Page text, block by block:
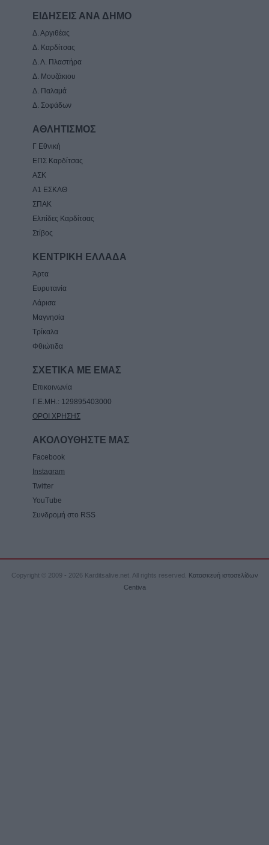
ΕΙΔΗΣΕΙΣ ΑΝΑ ΔΗΜΟ
Δ. Αργιθέας
Δ. Καρδίτσας
Δ. Λ. Πλαστήρα
Δ. Μουζάκιου
Δ. Παλαμά
Δ. Σοφάδων
ΑΘΛΗΤΙΣΜΟΣ
Γ Εθνική
ΕΠΣ Καρδίτσας
ΑΣΚ
Α1 ΕΣΚΑΘ
ΣΠΑΚ
Ελπίδες Καρδίτσας
Στίβος
ΚΕΝΤΡΙΚΗ ΕΛΛΑΔΑ
Άρτα
Ευρυτανία
Λάρισα
Μαγνησία
Τρίκαλα
Φθιώτιδα
ΣΧΕΤΙΚΑ ΜΕ ΕΜΑΣ
Επικοινωνία
Γ.Ε.ΜΗ.: 129895403000
ΟΡΟΙ ΧΡΗΣΗΣ
ΑΚΟΛΟΥΘΗΣΤΕ ΜΑΣ
Facebook
Instagram
Twitter
YouTube
Συνδρομή στο RSS
Copyright © 2009 - 2026 Karditsalive.net. All rights reserved.
Κατασκευή ιστοσελίδων
Centiva